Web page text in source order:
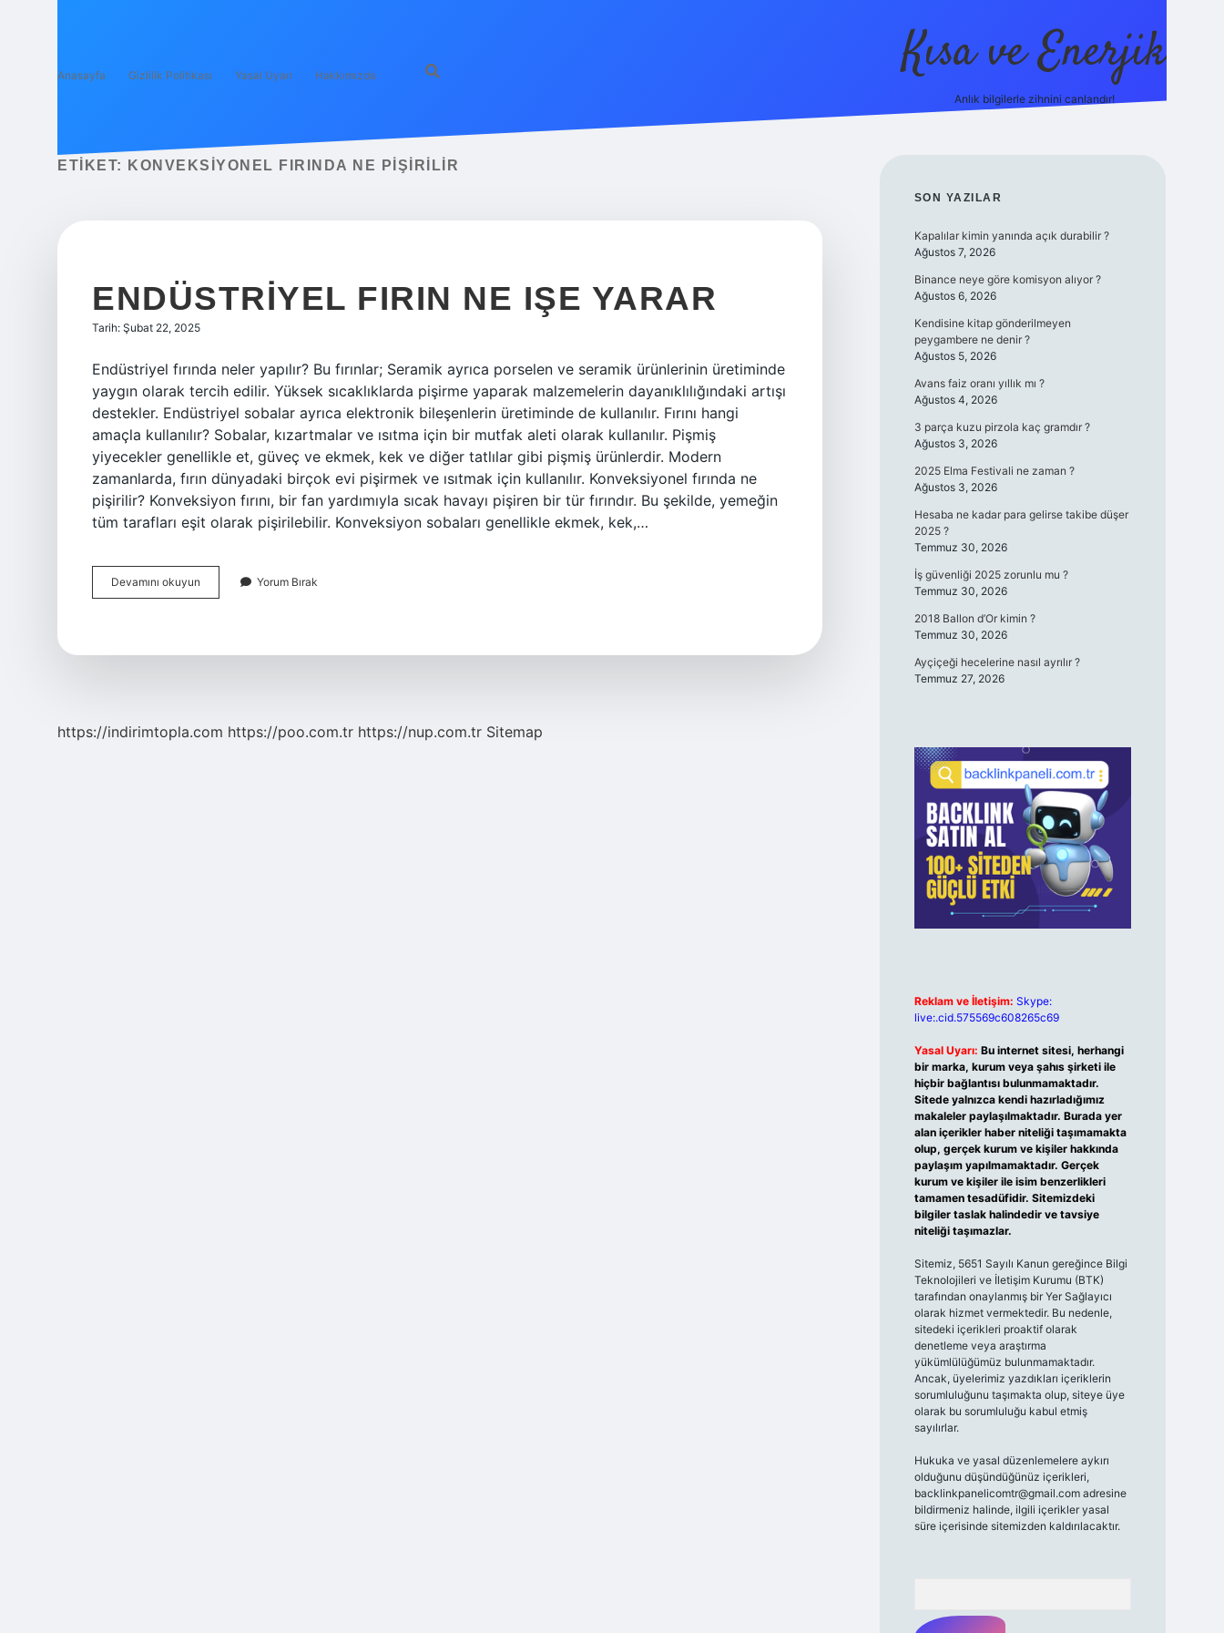
Anasayfa Gizlilik Politikası Yasal Uyarı Hakkımızda Kısa ve Enerjik
Anlık bilgilerle zihnini canlandır!
ETIKET: KONVEKSIYONEL FIRINDA NE PIŞIRILIR
ENDÜSTRIYEL FIRIN NE IŞE YARAR
Tarih: Şubat 22, 2025
Endüstriyel fırında neler yapılır? Bu fırınlar; Seramik ayrıca porselen ve seramik ürünlerinin üretiminde
yaygın olarak tercih edilir. Yüksek sıcaklıklarda pişirme yaparak malzemelerin dayanıklılığındaki artışı
destekler. Endüstriyel sobalar ayrıca elektronik bileşenlerin üretiminde de kullanılır. Fırını hangi
amaçla kullanılır? Sobalar, kızartmalar ve ısıtma için bir mutfak aleti olarak kullanılır. Pişmiş
yiyecekler genellikle et, güveç ve ekmek, kek ve diğer tatlılar gibi pişmiş ürünlerdir. Modern
zamanlarda, fırın dünyadaki birçok evi pişirmek ve ısıtmak için kullanılır. Konveksiyonel fırında ne
pişirilir? Konveksiyon fırını, bir fan yardımıyla sıcak havayı pişiren bir tür fırındır. Bu şekilde, yemeğin
tüm tarafları eşit olarak pişirilebilir. Konveksiyon sobaları genellikle ekmek, kek,…
Devamını okuyun Endüstriyel
Fırın
Yorum Bırak
https://indirimtopla.com https://poo.com.tr https://nup.com.tr Sitemap
SIDEBAR
SON YAZILAR
Kapalılar kimin yanında açık durabilir ?
Ağustos 7, 2026
Binance neye göre komisyon alıyor ?
Ağustos 6, 2026
Kendisine kitap gönderilmeyen
peygambere ne denir ?
Ağustos 5, 2026
Avans faiz oranı yıllık mı ?
Ağustos 4, 2026
3 parça kuzu pirzola kaç gramdır ?
Ağustos 3, 2026
2025 Elma Festivali ne zaman ?
Ağustos 3, 2026
Hesaba ne kadar para gelirse takibe düşer
2025 ?
Temmuz 30, 2026
İş güvenliği 2025 zorunlu mu ?
Temmuz 30, 2026
2018 Ballon d’Or kimin ?
Temmuz 30, 2026
Ayçiçeği hecelerine nasıl ayrılır ?
Temmuz 27, 2026
Reklam ve İletişim: Skype:
live:.cid.575569c608265c69
Yasal Uyarı: Bu internet sitesi, herhangi
bir marka, kurum veya şahıs şirketi ile
hiçbir bağlantısı bulunmamaktadır.
Sitede yalnızca kendi hazırladığımız
makaleler paylaşılmaktadır. Burada yer
alan içerikler haber niteliği taşımamakta
olup, gerçek kurum ve kişiler hakkında
paylaşım yapılmamaktadır. Gerçek
kurum ve kişiler ile isim benzerlikleri
tamamen tesadüfidir. Sitemizdeki
bilgiler taslak halindedir ve tavsiye
niteliği taşımazlar.
Sitemiz, 5651 Sayılı Kanun gereğince Bilgi
Teknolojileri ve İletişim Kurumu (BTK)
tarafından onaylanmış bir Yer Sağlayıcı
olarak hizmet vermektedir. Bu nedenle,
sitedeki içerikleri proaktif olarak
denetleme veya araştırma
yükümlülüğümüz bulunmamaktadır.
Ancak, üyelerimiz yazdıkları içeriklerin
sorumluluğunu taşımakta olup, siteye üye
olarak bu sorumluluğu kabul etmiş
sayılırlar.
Hukuka ve yasal düzenlemelere aykırı
olduğunu düşündüğünüz içerikleri,
backlinkpanelicomtr@gmail.comadresine
bildirmeniz halinde, ilgili içerikler yasal
süre içerisinde sitemizden kaldırılacaktır.